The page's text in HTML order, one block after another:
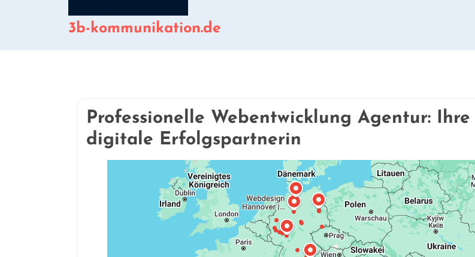
3b-kommunikation.de
Professionelle Webentwicklung Agentur: Ihre
digitale Erfolgspartnerin